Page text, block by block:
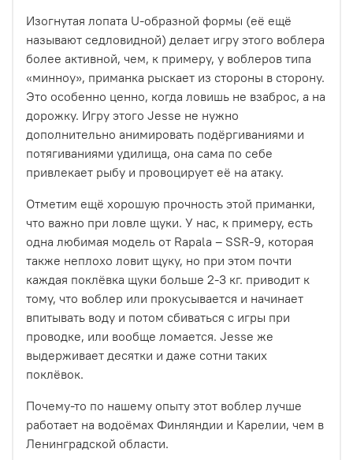
Изогнутая лопата U-образной формы (её ещё
называют седловидной) делает игру этого воблера
более активной, чем, к примеру, у воблеров типа
«минноу», приманка рыскает из стороны в сторону.
Это особенно ценно, когда ловишь не взаброс, а на
дорожку. Игру этого Jesse не нужно
дополнительно анимировать подёргиваниями и
потягиваниями удилища, она сама по себе
привлекает рыбу и провоцирует её на атаку.
Отметим ещё хорошую прочность этой приманки,
что важно при ловле щуки. У нас, к примеру, есть
одна любимая модель от Rapala – SSR-9, которая
также неплохо ловит щуку, но при этом почти
каждая поклёвка щуки больше 2-3 кг. приводит к
тому, что воблер или прокусывается и начинает
впитывать воду и потом сбиваться с игры при
проводке, или вообще ломается. Jesse же
выдерживает десятки и даже сотни таких
поклёвок.
Почему-то по нашему опыту этот воблер лучше
работает на водоёмах Финляндии и Карелии, чем в
Ленинградской области.